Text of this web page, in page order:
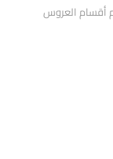
أقسام العروس